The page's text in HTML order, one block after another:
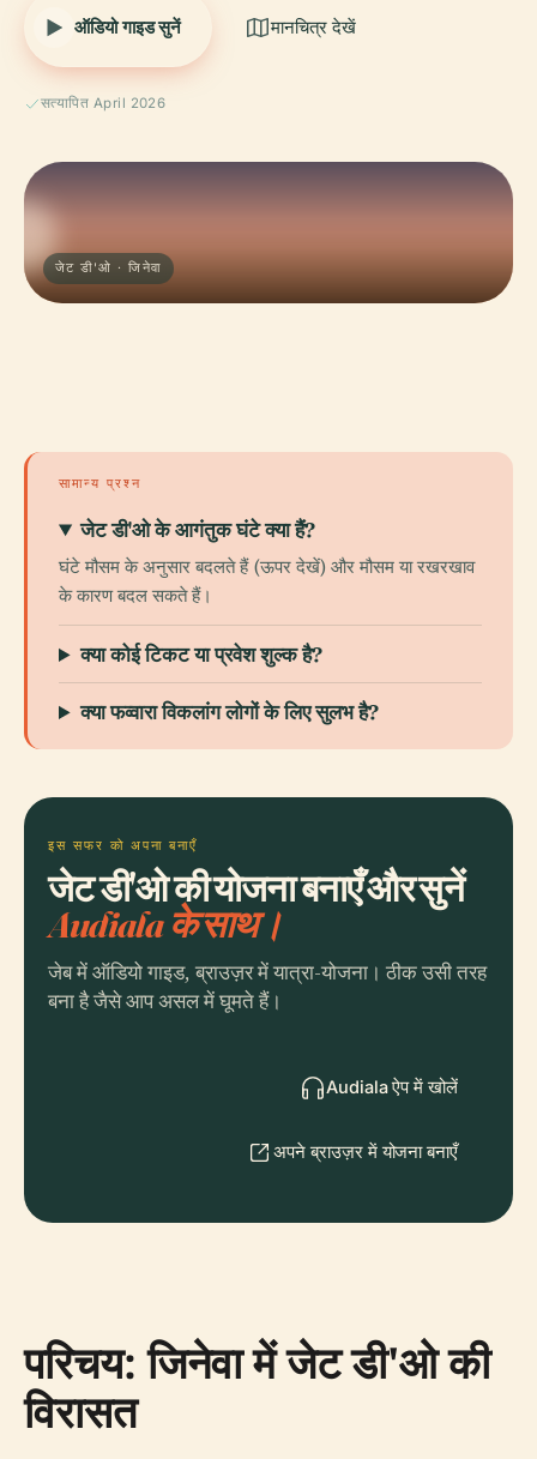
ऑडियो गाइड सुनें मानचित्र देखें
सत्यापित April 2026
जेट डी'ओ · जिनेवा
सामान्य प्रश्न
जेट डी'ओ के आगंतुक घंटे क्या हैं?
घंटे मौसम के अनुसार बदलते हैं (ऊपर देखें) और मौसम या रखरखाव
के कारण बदल सकते हैं।
क्या कोई टिकट या प्रवेश शुल्क है?
क्या फव्वारा विकलांग लोगों के लिए सुलभ है?
इस सफर को अपना बनाएँ
जेट डी'ओ की योजना बनाएँ और सुनें
Audiala के साथ।
जेब में ऑडियो गाइड, ब्राउज़र में यात्रा-योजना। ठीक उसी तरह
बना है जैसे आप असल में घूमते हैं।
Audiala ऐप में खोलें
अपने ब्राउज़र में योजना बनाएँ
परिचय: जिनेवा में जेट डी'ओ की
विरासत